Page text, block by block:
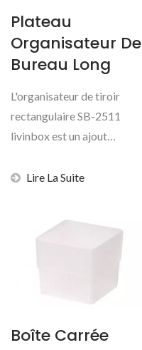
Plateau
Organisateur De
Bureau Long
L'organisateur de tiroir
rectangulaire SB-2511
livinbox est un ajout
Lire La Suite
Boîte Carrée